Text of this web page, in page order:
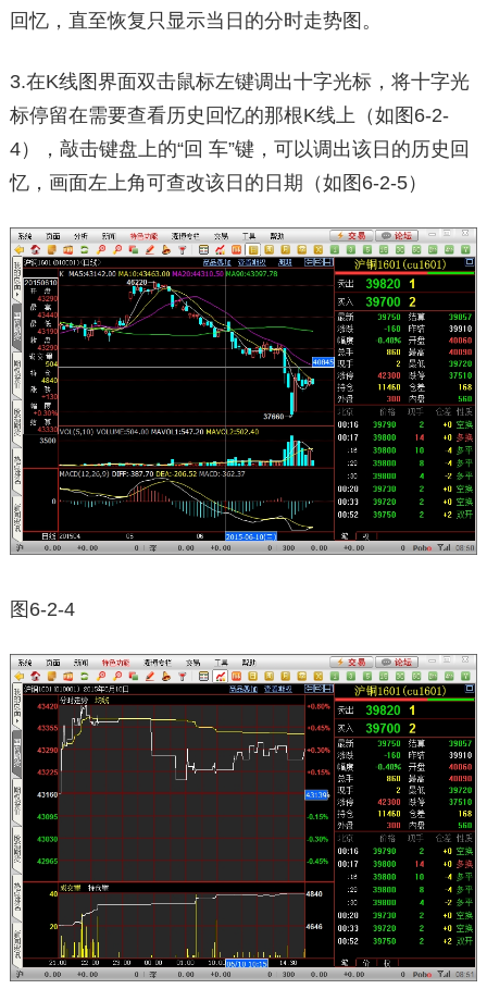
回忆，直至恢复只显示当日的分时走势图。
3.在K线图界面双击鼠标左键调出十字光标，将十字光
标停留在需要查看历史回忆的那根K线上（如图6-2-
4），敲击键盘上的“回 车”键，可以调出该日的历史回
忆，画面左上角可查改该日的日期（如图6-2-5）
图6-2-4